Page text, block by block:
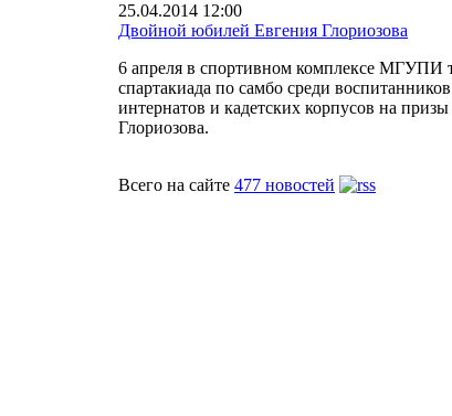
25.04.2014 12:00
Двойной юбилей Евгения Глориозова
6 апреля в спортивном комплексе МГУПИ
спартакиада по самбо среди
интернатов и кадетских корпусов на
Глориозова.
Всего на сайте 477 новостей